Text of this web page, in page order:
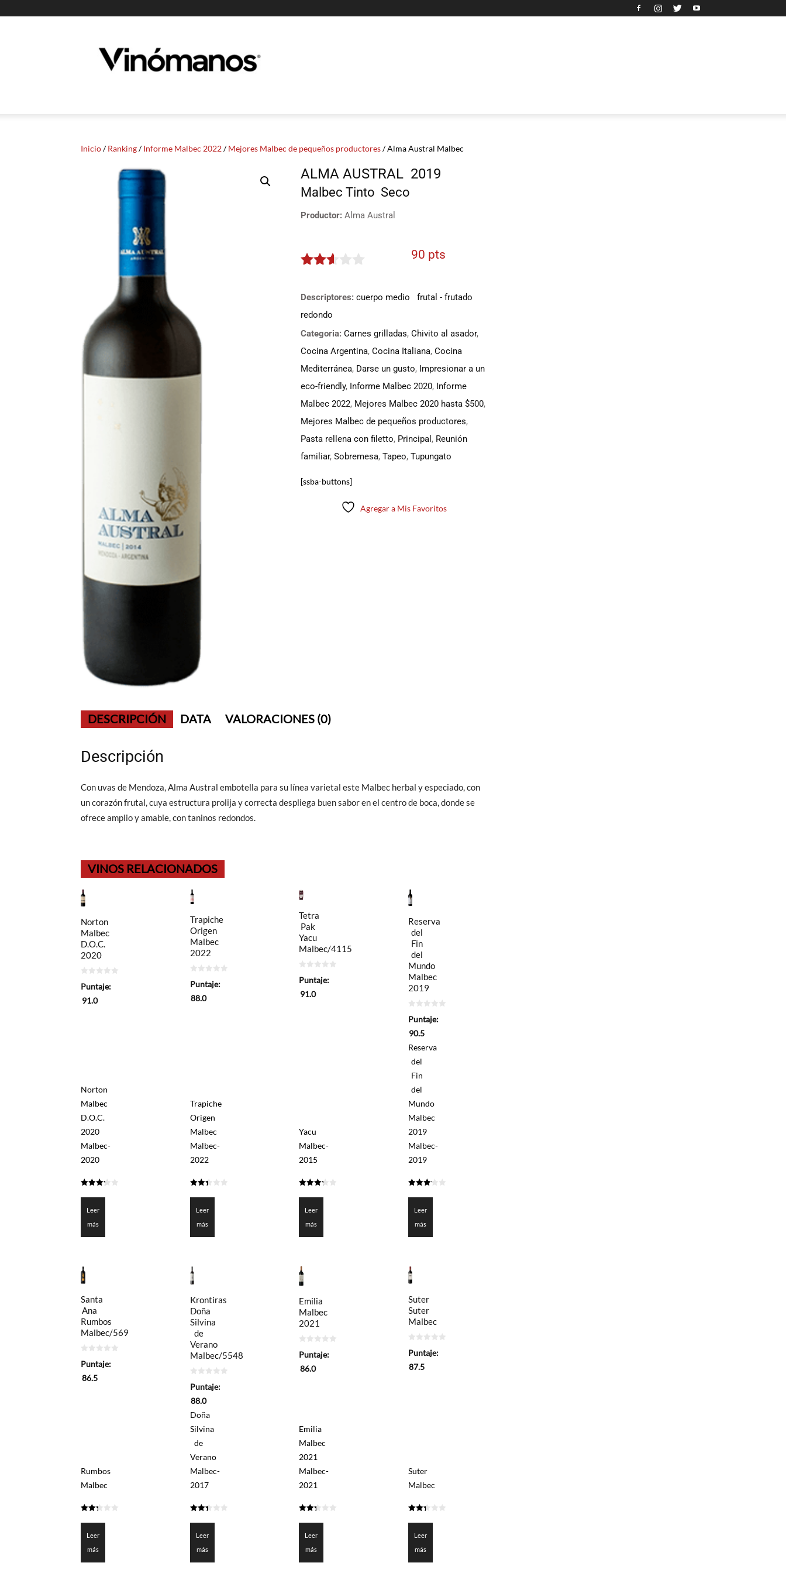
Vinomanos
Inicio/Ranking/Informe Malbec 2022/Mejores Malbec de pequeños productores/ Alma Austral Malbec
ALMA AUSTRAL 2019
Malbec Tinto Seco
Productor: Alma Austral
90 pts
Descriptores: cuerpo medio
frutal - frutado
redondo
Categoria: Carnes grilladas, Chivito al asador,
Cocina Argentina, Cocina Italiana, Cocina
Mediterránea, Darse un gusto, Impresionar a un
eco-friendly, Informe Malbec 2020, Informe
Malbec 2022, Mejores Malbec 2020 hasta $500,
Mejores Malbec de pequeños productores,
Pasta rellena con filetto, Principal , Reunión
familiar, Sobremesa, Tapeo, Tupungato
[ssba-buttons]
Agregar a Mis Favoritos
DESCRIPCIÓN DATA VALORACIONES (0)
Descripción
Con uvas de Mendoza, Alma Austral embotella para su línea varietal este Malbec herbal y especiado, con
un corazón frutal, cuya estructura prolija y correcta despliega buen sabor en el centro de boca, donde se
ofrece amplio y amable, con taninos redondos.
VINOS RELACIONADOS
Norton
Malbec
D.O.C.
2020
de
Puntaje:
91.0
Norton
Malbec
D.O.C.
2020
Malbec-
2020
de 5
Leer
más
Trapiche
Origen
Malbec
2022
de
Puntaje:
88.0
Trapiche
Origen
Malbec
Malbec-
2022
de 5
Leer
más
Tetra
Pak
Yacu
Malbec/4115
de
Puntaje:
91.0
Yacu
Malbec-
2015
de 5
Leer
más
Reserva
del
Fin
del
Mundo
Malbec
2019
de
Puntaje:
90.5
Reserva
del
Fin
del
Mundo
Malbec
2019
Malbec-
2019
de 5
Leer
más
Santa
Ana
Rumbos
Malbec/569
de
Puntaje:
86.5
Rumbos
Malbec
de 5
Leer
más
Krontiras
Doña
Silvina
de
Verano
Malbec/5548
de
Puntaje:
88.0
Doña
Silvina
de
Verano
Malbec-
2017
de 5
Leer
más
Emilia
Malbec
2021
de
Puntaje:
86.0
Emilia
Malbec
2021
Malbec-
2021
de 5
Leer
más
Suter
Suter
Malbec
de
Puntaje:
87.5
Suter
Malbec
de 5
Leer
más